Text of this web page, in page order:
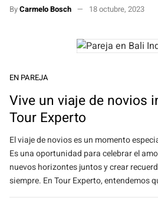
ByCarmelo Bosch 18 octubre, 2023
EN PAREJA
Vive un viaje de novios
Tour Experto
El viaje de novios es un momento
Es una oportunidad para celebrar el
nuevos horizontes juntos y crear
siempre. En Tour Experto, entendemos